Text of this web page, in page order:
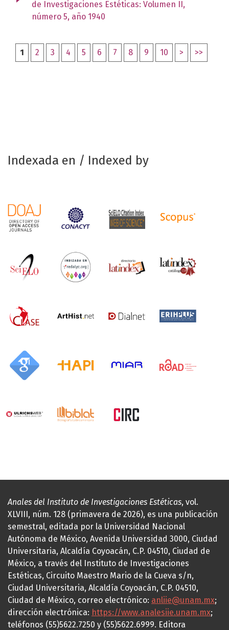
de Investigaciones Estéticas: Volumen II,
número 5, año 1940
1 2 3 4 5 6 7 8 9 10 > >>
Indexada en / Indexed by
Anales del Instituto de Investigaciones Estéticas, vol.
XLVIII, núm. 128 (primavera de 2026), es una publicación
semestral, editada por la Universidad Nacional
Autónoma de México, Avenida Universidad 3000, Ciudad
Universitaria, Alcaldía Coyoacán, C.P. 04510, Ciudad de
México, a través del Instituto de Investigaciones
Estéticas, Circuito Maestro Mario de la Cueva s/n,
Ciudad Universitaria, Alcaldía Coyoacán, C.P. 04510,
Ciudad de México, correo electrónico: anliie@unam.mx;
dirección electrónica: https://www.analesiie.unam.mx;
teléfonos (55)5622.7250 y (55)5622.6999. Editora